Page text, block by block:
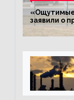
«Ощутимые
заявили о